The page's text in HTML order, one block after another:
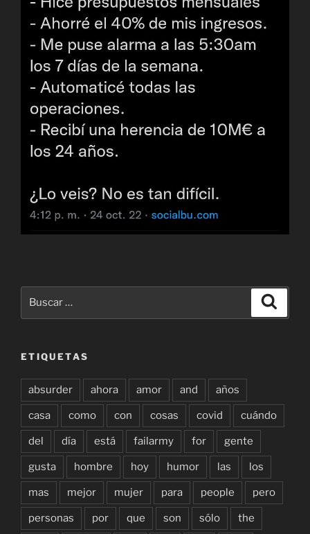
ETIQUETAS
absurder ahora amor and años
casa como con cosas covid cuándo
del día está failarmy for gente
gusta hombre hoy humor las los
mas mejor mujer para people pero
personas por que son sólo the